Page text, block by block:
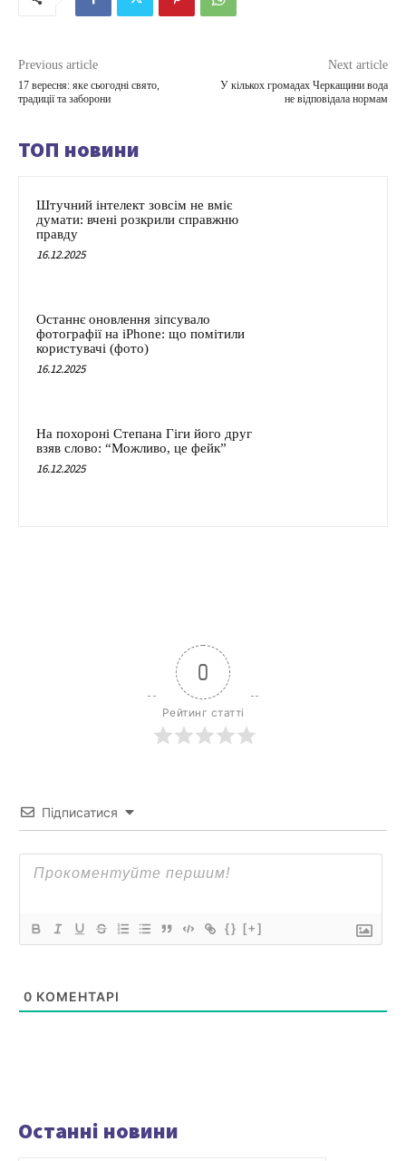
Previous article
17 вересня: яке сьогодні свято,
традиції та заборони
Next article
У кількох громадах Черкащини вода
не відповідала нормам
ТОП новини
Штучний інтелект зовсім не вміє
думати: вчені розкрили справжню
правду
16.12.2025
Останнє оновлення зіпсувало
фотографії на iPhone: що помітили
користувачі (фото)
16.12.2025
На похороні Степана Гіги його друг
взяв слово: “Можливо, це фейк”
16.12.2025
0
Рейтинг статті
Підписатися
{} [+]
0 КОМЕНТАРІ
Останні новини